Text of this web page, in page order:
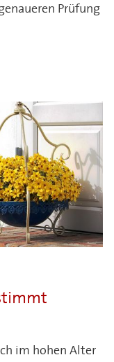
Prüfung
im hohen Alter